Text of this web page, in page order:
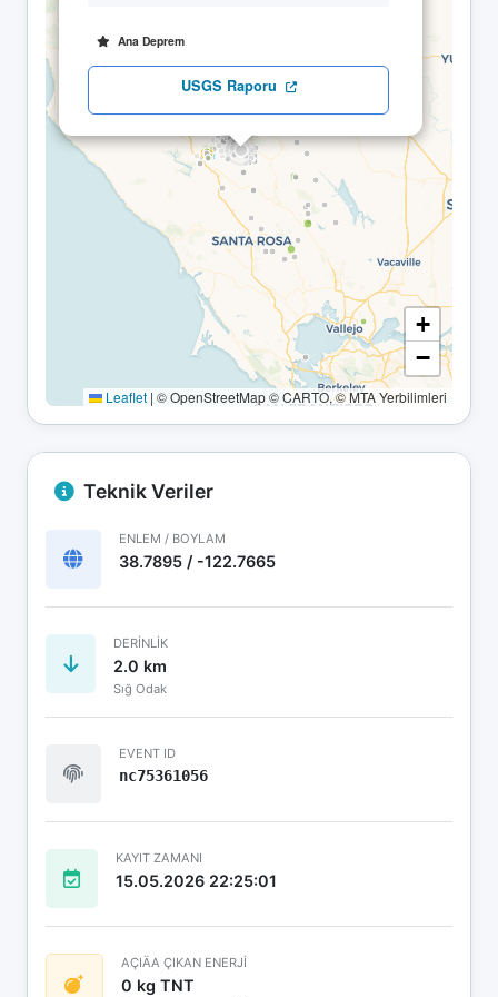
Ana Deprem
USGS Raporu
+
−
Leaflet | © OpenStreetMap © CARTO, © MTA Yerbilimleri
Teknik Veriler
ENLEM / BOYLAM
38.7895 / -122.7665
DERINLIK
2.0 km
Sığ Odak
EVENT ID
nc75361056
KAYIT ZAMANI
15.05.2026 22:25:01
AÇIÄA ÇIKAN ENERJİ
0 kg TNT